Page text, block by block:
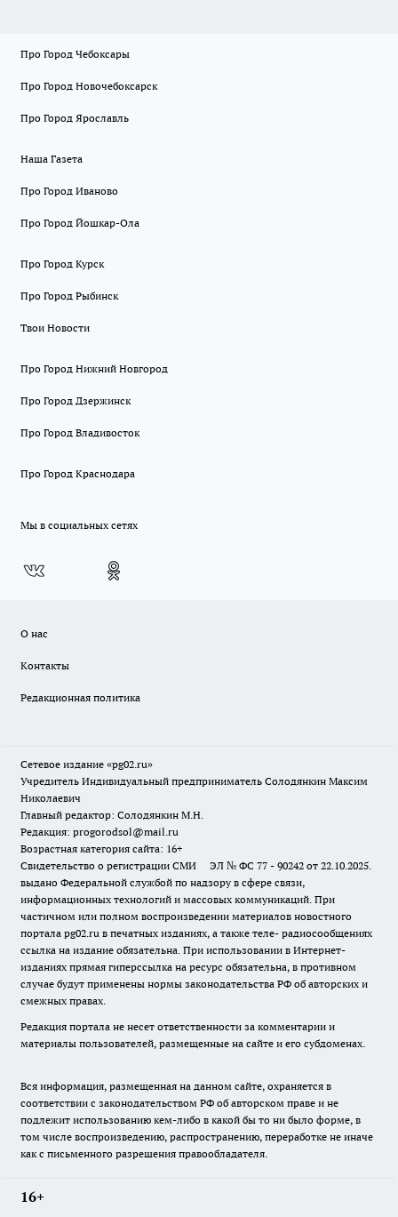
Про Город Чебоксары
Про Город Новочебоксарск
Про Город Ярославль
Наша Газета
Про Город Иваново
Про Город Йошкар-Ола
Про Город Курск
Про Город Рыбинск
Твои Новости
Про Город Нижний Новгород
Про Город Дзержинск
Про Город Владивосток
Про Город Краснодара
Мы в социальных сетях
О нас
Контакты
Редакционная политика
Сетевое издание «pg02.ru»
Учредитель Индивидуальный предприниматель Солодянкин Максим
Николаевич
Главный редактор: Солодянкин М.Н.
Редакция: progorodsol@mail.ru
Возрастная категория сайта: 16+
Свидетельство о регистрации СМИ ЭЛ № ФС 77 - 90242 от 22.10.2025.
выдано Федеральной службой по надзору в сфере связи,
информационных технологий и массовых коммуникаций. При
частичном или полном воспроизведении материалов новостного
портала pg02.ru в печатных изданиях, а также теле- радиосообщениях
ссылка на издание обязательна. При использовании в Интернет-
изданиях прямая гиперссылка на ресурс обязательна, в противном
случае будут применены нормы законодательства РФ об авторских и
смежных правах.
Редакция портала не несет ответственности за комментарии и
материалы пользователей, размещенные на сайте и его субдоменах.
Вся информация, размещенная на данном сайте, охраняется в
соответствии с законодательством РФ об авторском праве и не
подлежит использованию кем-либо в какой бы то ни было форме, в
том числе воспроизведению, распространению, переработке не иначе
как с письменного разрешения правообладателя.
16+